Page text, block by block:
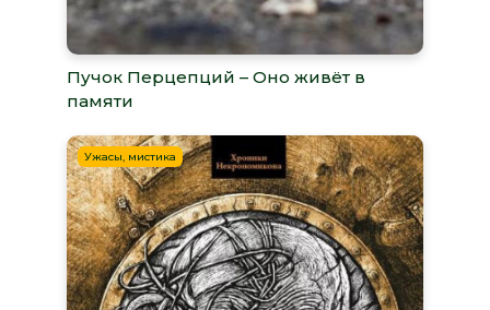
Пучок Перцепций – Оно живёт в
памяти
Ужасы, мистика